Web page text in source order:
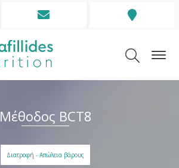
Envelope
Address
Μέθοδος BCT8
Διατροφή - Απώλεια βάρους